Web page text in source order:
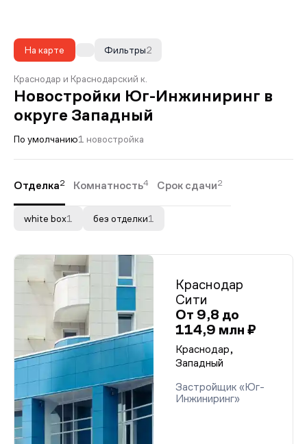
На карте 2
Фильтры
Краснодар и Краснодарский к.
Новостройки Юг-Инжиниринг в
округе Западный
По умолчанию1 новостройка
Отделка2 Комнатность4 Срок сдачи2
white box1 без отделки1
Краснодар
Сити
От 9,8 до
114,9 млн ₽
Краснодар,
Западный
Застройщик «Юг-
Инжиниринг»